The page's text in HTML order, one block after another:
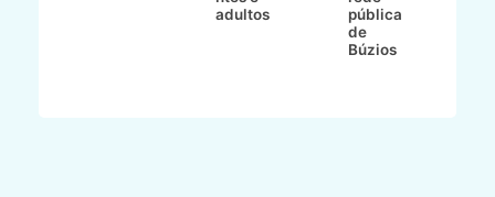
adultos
pública
de
Búzios